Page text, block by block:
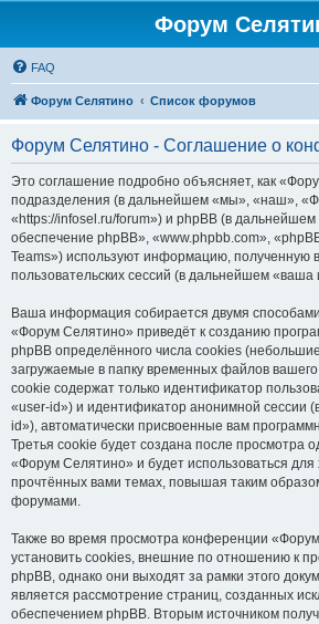
Форум
FAQ
Форум Селятино Список форумов
Форум Селятино - Соглашение о
Это соглашение подробно объясняет, как
подразделения (в дальнейшем «мы», «наш»,
«https://infosel.ru/forum») и phpBB (в
обеспечение phpBB», «www.phpbb.com»,
Teams») используют информацию, полученную
пользовательских сессий (в дальнейшем
Ваша информация собирается двумя
«Форум Селятино» приведёт к созданию
phpBB определённого числа cookies
загружаемые в папку временных файлов
cookie содержат только идентификатор
«user-id») и идентификатор анонимной сессии
id»), автоматически присвоенные вам
Третья cookie будет создана после просмотра
«Форум Селятино» и будет использоваться
прочтённых вами темах, повышая таким
форумами.
Также во время просмотра конференции
установить cookies, внешние по отношению к
phpBB, однако они выходят за рамки этого
является рассмотрение страниц, созданных
обеспечением phpBB. Вторым источником